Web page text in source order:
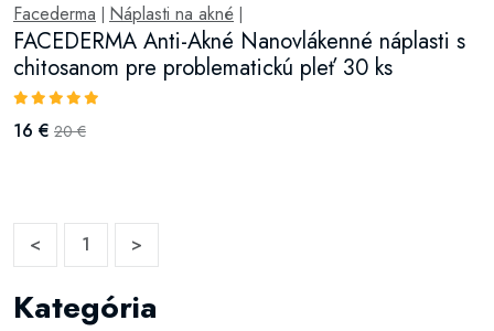
Facederma Náplasti na akné
FACEDERMA Anti-Akné Nanovlákenné náplasti s
chitosanom pre problematickú pleť 30 ks
16 € 20 €
< 1 >
Kategória